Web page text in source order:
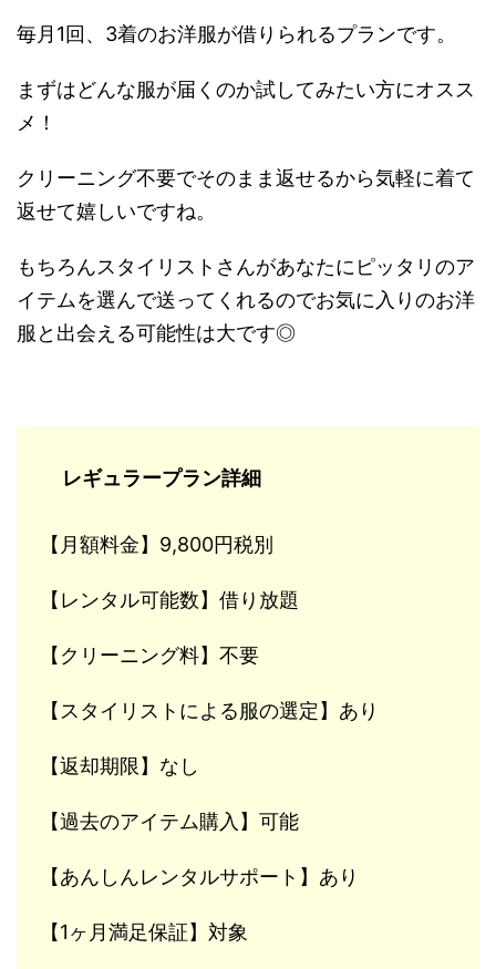
毎月1回、3着のお洋服が借りられるプランです。
まずはどんな服が届くのか試してみたい方にオスス
メ！
クリーニング不要でそのまま返せるから気軽に着て
返せて嬉しいですね。
もちろんスタイリストさんがあなたにピッタリのア
イテムを選んで送ってくれるのでお気に入りのお洋
服と出会える可能性は大です◎
レギュラープラン詳細
【月額料金】9,800円税別
【レンタル可能数】借り放題
【クリーニング料】不要
【スタイリストによる服の選定】あり
【返却期限】なし
【過去のアイテム購入】可能
【あんしんレンタルサポート】あり
【1ヶ月満足保証】対象